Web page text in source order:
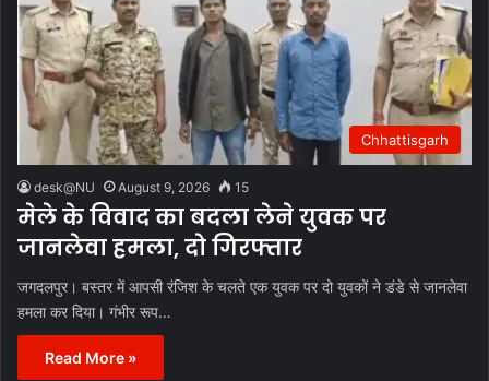
Chhattisgarh
desk@NU August 9, 2026 15
मेले के विवाद का बदला लेने युवक पर
जानलेवा हमला, दो गिरफ्तार
जगदलपुर। बस्तर में आपसी रंजिश के चलते एक युवक पर दो युवकों ने डंडे से जानलेवा
हमला कर दिया। गंभीर रूप…
Read More »